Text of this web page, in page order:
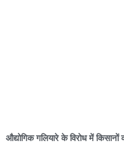
औद्योगिक गलियारे के विरोध में